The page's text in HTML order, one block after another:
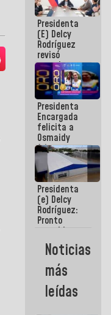
Venezuela
en Juegos
Centroamericanos
y del Caribe
2026
Presidenta
(E) Delcy
Rodríguez
revisó
agenda
económica y
ejecución de
fondos de
emergencia
post-sismos
Presidenta
Encargada
felicita a
Osmaidy
Arias y
Giraly
Marcano por
hacer
historia en
los
Centroamericanos
Presidenta
(e) Delcy
Rodríguez:
Pronto
restableceremos
las
operaciones
Aeropuerto
Internacional
de
Noticias
más
leídas